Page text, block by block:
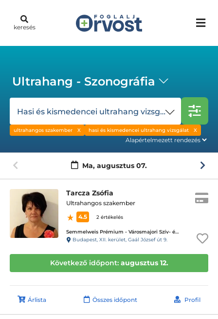
keresés
Ultrahang - Szonográfia
Hasi és kismedencei ultrahang vizsgálat
ultrahangos szakember hasi és kismedencei ultrahang vizsgálat
Ma, augusztus 07.
Tarcza Zsófia
Ultrahangos szakember
4.5
2 értékelés
Semmelweis Prémium - Városmajori Szív- és Érgyógyászati Klinika
Budapest, XII. kerület, Gaál József út 9.
Következő időpont: augusztus 12.
Árlista Összes időpont Profil